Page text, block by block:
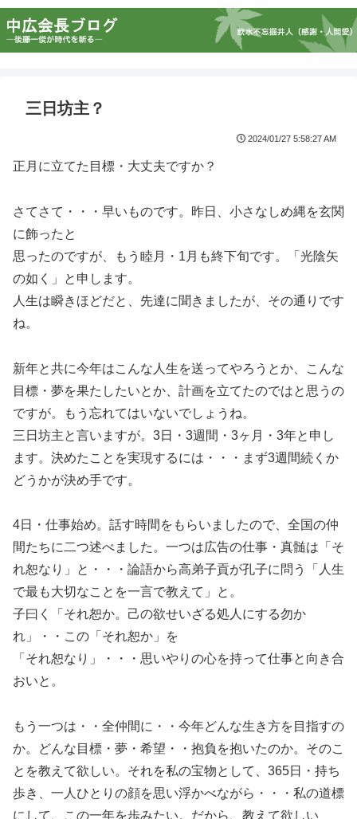
三日坊主？
2024/01/27 5:58:27 AM
正月に立てた目標・大丈夫ですか？
さてさて・・・早いものです。昨日、小さなしめ縄を玄関
に飾ったと
思ったのですが、もう睦月・1月も終下旬です。「光陰矢
の如く」と申します。
人生は瞬きほどだと、先達に聞きましたが、その通りです
ね。
新年と共に今年はこんな人生を送ってやろうとか、こんな
目標・夢を果たしたいとか、計画を立てたのではと思うの
ですが。もう忘れてはいないでしょうね。
三日坊主と言いますが。3日・3週間・3ヶ月・3年と申し
ます。決めたことを実現するには・・・まず3週間続くか
どうかが決め手です。
4日・仕事始め。話す時間をもらいましたので、全国の仲
間たちに二つ述べました。一つは広告の仕事・真髄は「そ
れ恕なり」と・・・論語から高弟子貢が孔子に問う「人生
で最も大切なことを一言で教えて」と。
子曰く「それ恕か。己の欲せいざる処人にする勿か
れ」・・この「それ恕か」を
「それ恕なり」・・・思いやりの心を持って仕事と向き合
おいと。
もう一つは・・全仲間に・・今年どんな生き方を目指すの
か。どんな目標・夢・希望・・抱負を抱いたのか。そのこ
とを教えて欲しい。それを私の宝物として、365日・持ち
歩き、一人ひとりの顔を思い浮かべながら・・・私の道標
にして、この一年を歩みたい。だから、教えて欲しい